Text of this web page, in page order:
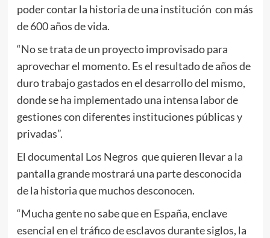
poder contar la historia de una institución con más
de 600 años de vida.
“No se trata de un proyecto improvisado para
aprovechar el momento. Es el resultado de años de
duro trabajo gastados en el desarrollo del mismo,
donde se ha implementado una intensa labor de
gestiones con diferentes instituciones públicas y
privadas”.
El documental Los Negros que quieren llevar a la
pantalla grande mostrará una parte desconocida
de la historia que muchos desconocen.
“Mucha gente no sabe que en España, enclave
esencial en el tráfico de esclavos durante siglos, la